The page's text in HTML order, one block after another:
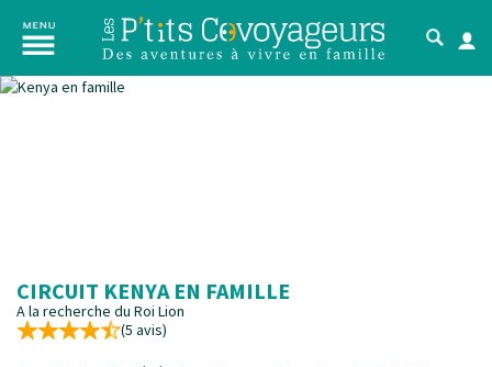
CIRCUIT KENYA EN FAMILLE
A la recherche du Roi Lion
(5 avis)